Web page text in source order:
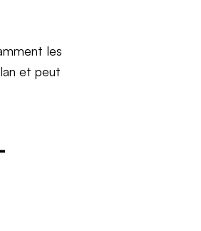
les
et peut